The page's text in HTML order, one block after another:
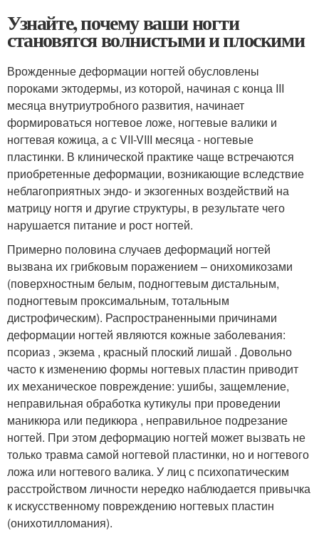
Узнайте, почему ваши ногти
становятся волнистыми и плоскими
Врожденные деформации ногтей обусловлены
пороками эктодермы, из которой, начиная с конца III
месяца внутриутробного развития, начинает
формироваться ногтевое ложе, ногтевые валики и
ногтевая кожица, а с VII-VIII месяца - ногтевые
пластинки. В клинической практике чаще встречаются
приобретенные деформации, возникающие вследствие
неблагоприятных эндо- и экзогенных воздействий на
матрицу ногтя и другие структуры, в результате чего
нарушается питание и рост ногтей.
Примерно половина случаев деформаций ногтей
вызвана их грибковым поражением – онихомикозами
(поверхностным белым, подногтевым дистальным,
подногтевым проксимальным, тотальным
дистрофическим). Распространенными причинами
деформации ногтей являются кожные заболевания:
псориаз , экзема , красный плоский лишай . Довольно
часто к изменению формы ногтевых пластин приводит
их механическое повреждение: ушибы, защемление,
неправильная обработка кутикулы при проведении
маникюра или педикюра , неправильное подрезание
ногтей. При этом деформацию ногтей может вызвать не
только травма самой ногтевой пластинки, но и ногтевого
ложа или ногтевого валика. У лиц с психопатическим
расстройством личности нередко наблюдается привычка
к искусственному повреждению ногтевых пластин
(онихотилломания).